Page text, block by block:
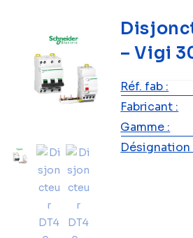
– Vigi
Réf. fab :
Fabricant :
Gamme :
Désignation